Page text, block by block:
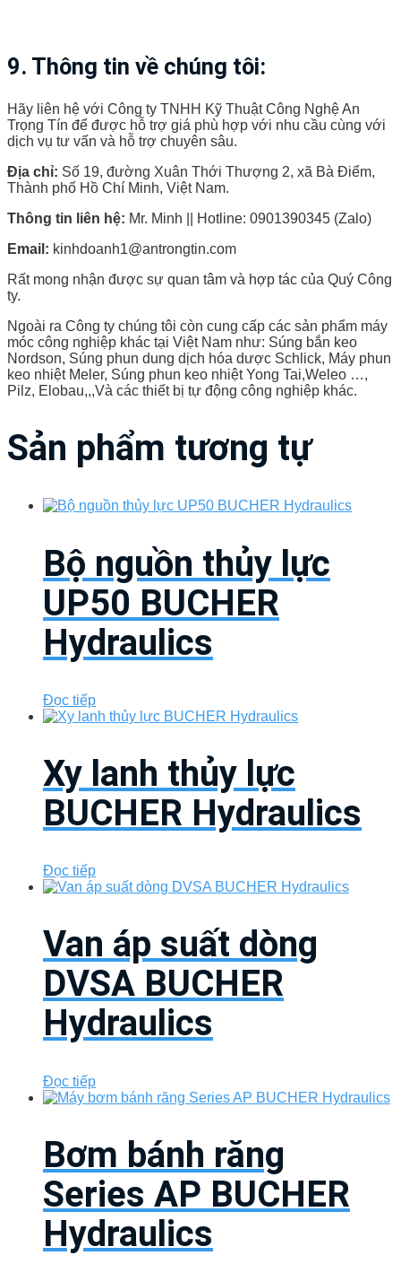
9. Thông tin về chúng tôi:
Hãy liên hệ với Công ty TNHH Kỹ Thuật Công Nghệ An
Trọng Tín để được hỗ trợ giá phù hợp với nhu cầu cùng với
dịch vụ tư vấn và hỗ trợ chuyên sâu.
Địa chỉ: Số 19, đường Xuân Thới Thượng 2, xã Bà Điểm,
Thành phố Hồ Chí Minh, Việt Nam.
Thông tin liên hệ: Mr. Minh || Hotline: 0901390345 (Zalo)
Email: kinhdoanh1@antrongtin.com
Rất mong nhận được sự quan tâm và hợp tác của Quý Công
ty.
Ngoài ra Công ty chúng tôi còn cung cấp các sản phẩm máy
móc công nghiệp khác tại Việt Nam như: Súng bắn keo
Nordson, Súng phun dung dịch hóa dược Schlick, Máy phun
keo nhiệt Meler, Súng phun keo nhiệt Yong Tai,Weleo …,
Pilz, Elobau,,,Và các thiết bị tự động công nghiệp khác.
Sản phẩm tương tự
Bộ nguồn thủy lực
UP50 BUCHER
Hydraulics
Đọc tiếp
Xy lanh thủy lực
BUCHER Hydraulics
Đọc tiếp
Van áp suất dòng
DVSA BUCHER
Hydraulics
Đọc tiếp
Bơm bánh răng
Series AP BUCHER
Hydraulics